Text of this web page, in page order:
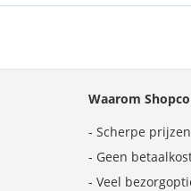
Waarom
- Scherpe prijzen
- Geen
- Veel